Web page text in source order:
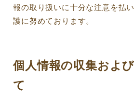
報の取り扱いに十分な注意を払
護に努めております。
個人情報の収集およ
て